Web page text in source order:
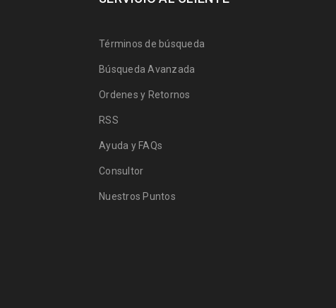
Términos de búsqueda
Búsqueda Avanzada
Ordenes y Retornos
RSS
Ayuda y FAQs
Consultor
Nuestros Puntos